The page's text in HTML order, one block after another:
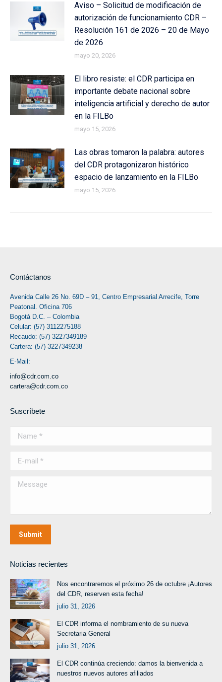
Aviso – Solicitud de modificación de
autorización de funcionamiento CDR –
Resolución 161 de 2026 – 20 de Mayo
de 2026
mayo 20, 2026
El libro resiste: el CDR participa en
importante debate nacional sobre
inteligencia artificial y derecho de autor
en la FILBo
mayo 15, 2026
Las obras tomaron la palabra: autores
del CDR protagonizaron histórico
espacio de lanzamiento en la FILBo
mayo 15, 2026
Contáctanos
Avenida Calle 26 No. 69D – 91, Centro Empresarial Arrecife, Torre
Peatonal. Oficina 706
Bogotá D.C. – Colombia
Celular: (57) 3112275188
Recaudo: (57) 3227349189
Cartera: (57) 3227349238
E-Mail:
info@cdr.com.co
cartera@cdr.com.co
Suscríbete
Message
Submit
Noticias recientes
Nos encontraremos el próximo 26 de octubre ¡Autores
del CDR, reserven esta fecha!
julio 31, 2026
El CDR informa el nombramiento de su nueva
Secretaria General
julio 31, 2026
El CDR continúa creciendo: damos la bienvenida a
nuestros nuevos autores afiliados